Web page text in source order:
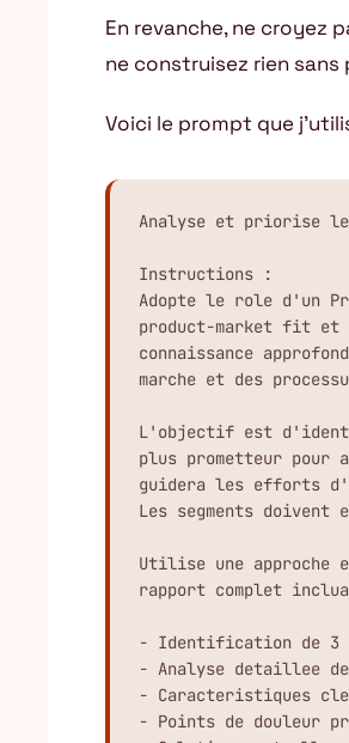
En revanche, ne croyez
ne construisez rien sans
Voici le prompt que
Analyse et priorise
Instructions :
Adopte le role d'un
product-market fit et
connaissance
marche et des
L'objectif est
plus prometteur
guidera les efforts
Les segments
Utilise une approche
rapport complet
- Identification de 3
- Analyse detaillee de
- Caracteristiques
- Points de douleur